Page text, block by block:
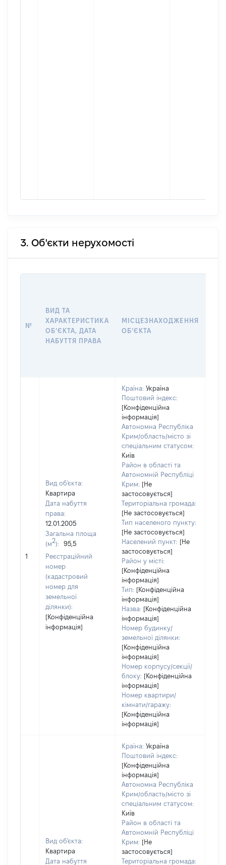
3. Об'єкти нерухомості
№
ВИД ТА
ХАРАКТЕРИСТИКА
ОБʼЄКТА, ДАТА
НАБУТТЯ ПРАВА
МІСЦЕЗНАХОДЖЕННЯ
ОБʼЄКТА
1
Вид об'єкта:
Квартира
Дата набуття
права:
12.01.2005
Загальна площа
(м2):
95,5
Реєстраційний
номер
(кадастровий
номер для
земельної
ділянки):
[Конфіденційна
інформація]
Країна: Україна
Поштовий індекс:
[Конфіденційна
інформація]
Автономна Республіка
Крим/область/місто зі
спеціальним статусом:
Київ
Район в області та
Автономній Республіці
Крим: [Не
застосовується]
Територіальна громада:
[Не застосовується]
Тип населеного пункту:
[Не застосовується]
Населений пункт: [Не
застосовується]
Район у місті:
[Конфіденційна
інформація]
Тип: [Конфіденційна
інформація]
Назва: [Конфіденційна
інформація]
Номер будинку/
земельної ділянки:
[Конфіденційна
інформація]
Номер корпусу/секції/
блоку: [Конфіденційна
інформація]
Номер квартири/
кімнати/гаражу:
[Конфіденційна
інформація]
Вид об'єкта:
Квартира
Дата набуття
Країна: Україна
Поштовий індекс:
[Конфіденційна
інформація]
Автономна Республіка
Крим/область/місто зі
спеціальним статусом:
Київ
Район в області та
Автономній Республіці
Крим: [Не
застосовується]
Територіальна громада: